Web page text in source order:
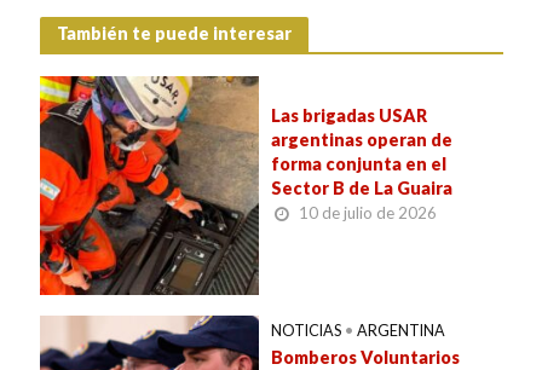
También te puede interesar
Las brigadas USAR
argentinas operan de
forma conjunta en el
Sector B de La Guaira
10 de julio de 2026
NOTICIAS • ARGENTINA
Bomberos Voluntarios